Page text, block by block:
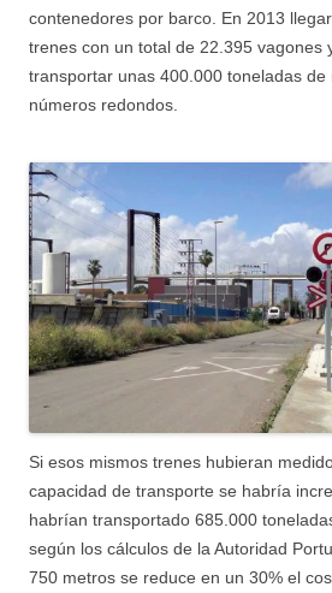
contenedores por barco. En 2013
trenes con un total de 22.395 vagones
transportar unas 400.000 toneladas de
números redondos.
Si esos mismos trenes hubieran
capacidad de transporte se habría
habrían transportado 685.000
según los cálculos de la Autoridad
750 metros se reduce en un 30% el